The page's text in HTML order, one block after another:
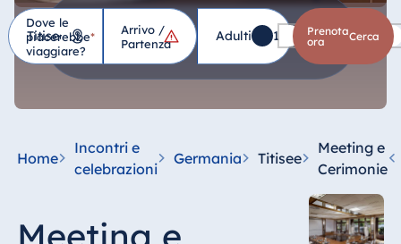
Dove le
piacerebbe
viaggiare?
*
Hotel
Homburg
Hotel Bad
Wildungen
Arrivo /
Partenza
Adulti 1 Bambini 0
Prenota
ora
cerca
Home
Incontri e
celebrazioni
Germania Titisee
Meeting e
Cerimonie